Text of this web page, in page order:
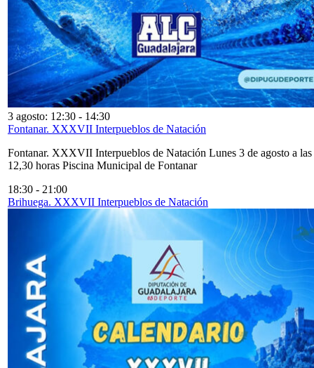
3 agosto: 12:30 - 14:30
Fontanar. XXXVII Interpueblos de Natación
Fontanar. XXXVII Interpueblos de Natación Lunes 3 de agosto a las
12,30 horas Piscina Municipal de Fontanar
18:30 - 21:00
Brihuega. XXXVII Interpueblos de Natación